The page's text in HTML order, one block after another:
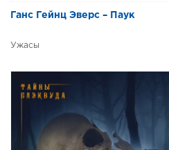
Ганс Гейнц Эверс – Паук
Ужасы